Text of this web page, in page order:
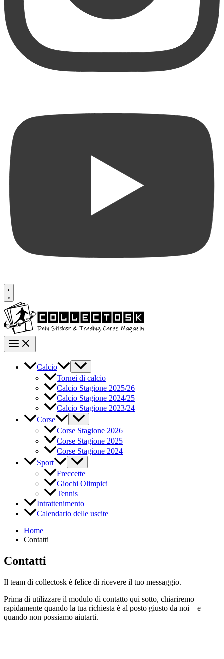
Calcio
Tornei di calcio
Calcio Stagione 2025/26
Calcio Stagione 2024/25
Calcio Stagione 2023/24
Corse
Corse Stagione 2026
Corse Stagione 2025
Corse Stagione 2024
Sport
Freccette
Giochi Olimpici
Tennis
Intrattenimento
Calendario delle uscite
Home
Contatti
Contatti
Il team di collectosk è felice di ricevere il tuo messaggio.
Prima di utilizzare il modulo di contatto qui sotto, chiariremo
rapidamente quando la tua richiesta è al posto giusto da noi – e
quando non possiamo aiutarti.